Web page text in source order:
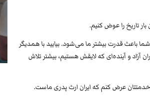
بار تاریخ را عوض کنیم.
باعث قدرت بیشتر ما می‌شود. بیایید با همدیگر
آزاد و آینده‌ای که لایقش هستیم، بیشتر تلاش
عرض کنم که ایران ارث پدری ماست.